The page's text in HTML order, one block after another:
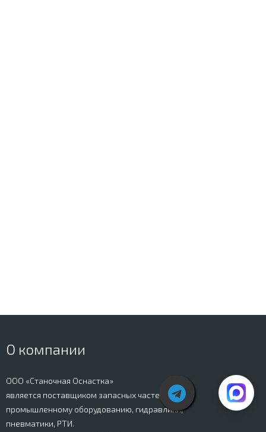
О компании
ООО «Станочная Оснастка»
является поставщиком запасных частей к
промышленному оборудованию, гидравлики,
пневматики, РТИ.